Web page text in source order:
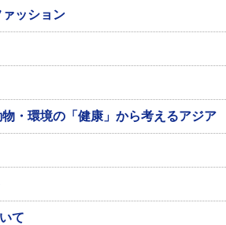
ッション
・環境の「健康」から考えるアジア
て